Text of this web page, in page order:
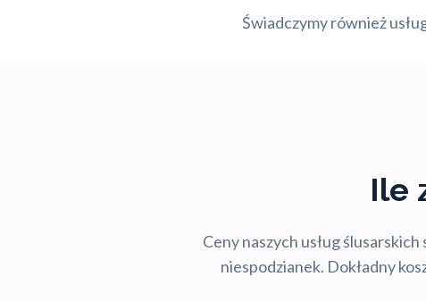
Świadczymy również
Ile
Ceny naszych usług
niespodzianek. Dokładny